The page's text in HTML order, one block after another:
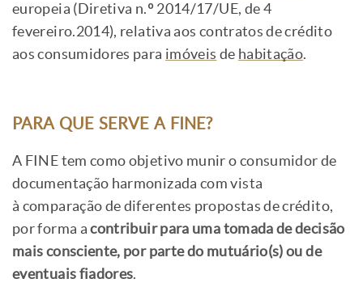
europeia (Diretiva n.º 2014/17/UE, de 4
fevereiro.2014), relativa aos contratos de crédito
aos consumidores para imóveis de habitação.
PARA QUE SERVE A FINE?
A FINE tem como objetivo munir o consumidor de
documentação harmonizada com vista
à comparação de diferentes propostas de crédito,
por forma acontribuir para uma tomada de decisão
mais consciente, por parte do mutuário(s) ou de
eventuais fiadores.